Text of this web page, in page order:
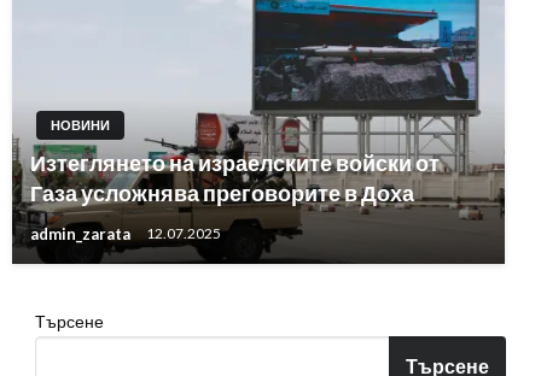
НОВИНИ
Изтеглянето на израелските войски от
Газа усложнява преговорите в Доха
admin_zarata 12.07.2025
Търсене
Търсене